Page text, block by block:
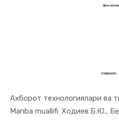
Ахборот технологиялари ва
Manba muallifi: Ходиев Б.Ю.,
In